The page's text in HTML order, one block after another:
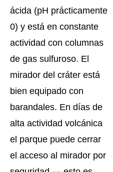
ácida (pH prácticamente
0) y está en constante
actividad con columnas
de gas sulfuroso. El
mirador del cráter está
bien equipado con
barandales. En días de
alta actividad volcánica
el parque puede cerrar
el acceso al mirador por